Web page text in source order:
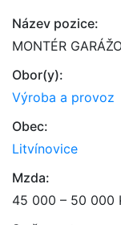
Název pozice:
MONTÉR
Obor(y):
Výroba a provoz
Obec:
Litvínovice
Mzda:
45 000 – 50 000